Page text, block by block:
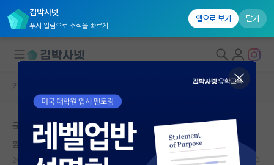
김박사넷
푸시 알림으로 소식을 빠르게
앱으로 보기 닫기
대학원생 모집
국내대학원 정보
연구실&오픈랩
커뮤니티 홈
국내 SSCI 학술지 인덱스 리스트 문의
깜찍한 앨런 튜링
2024.07.29 6 2549